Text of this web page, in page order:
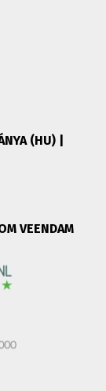
(HU) |
VEENDAM